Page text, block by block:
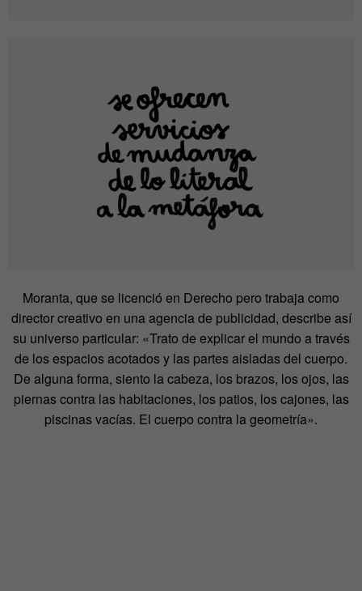
Moranta, que se licenció en Derecho pero trabaja como
director creativo en una agencia de publicidad, describe así
su universo particular: «Trato de explicar el mundo a través
de los espacios acotados y las partes aisladas del cuerpo.
De alguna forma, siento la cabeza, los brazos, los ojos, las
piernas contra las habitaciones, los patios, los cajones, las
piscinas vacías. El cuerpo contra la geometría».